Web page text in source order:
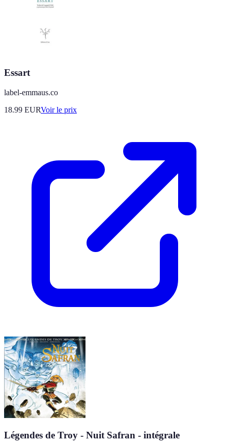
Essart
label-emmaus.co
18.99 EURVoir le prix
Légendes de Troy - Nuit Safran - intégrale